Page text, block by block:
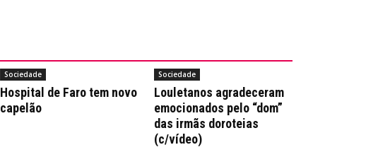
Sociedade
Hospital de Faro tem novo
capelão
Sociedade
Louletanos agradeceram
emocionados pelo “dom”
das irmãs doroteias
(c/vídeo)